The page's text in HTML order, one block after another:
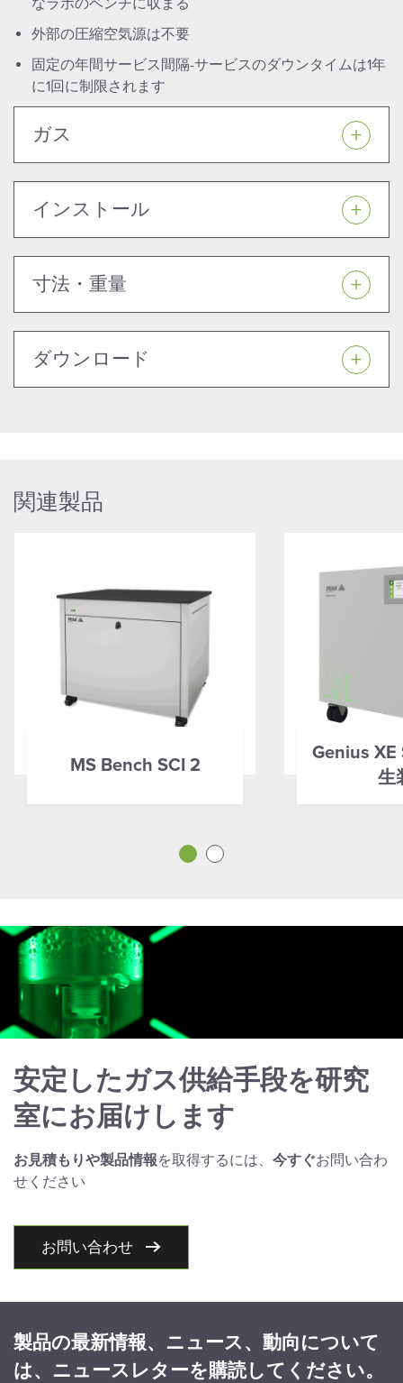
なラボのベンチに収まる
外部の圧縮空気源は不要
固定の年間サービス間隔-サービスのダウンタイムは1年
に1回に制限されます
ガス
インストール
寸法・重量
ダウンロード
関連製品
MS Bench SCI 2
Genius XE
生
安定したガス供給手段を研究
室にお届けします
お見積もりや製品情報を取得するには、 今すぐお問い合わ
せください
お問い合わせ
製品の最新情報、ニュース、動向について
は、ニュースレターを購読してください。